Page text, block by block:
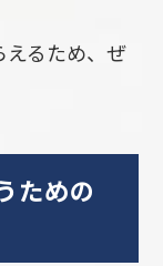
えるため、ぜ
ための